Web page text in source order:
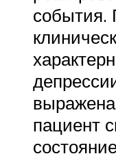
события.
пациент